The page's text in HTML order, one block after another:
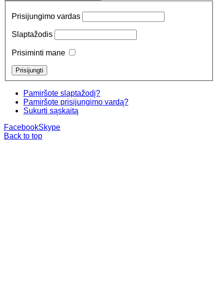
Prisijungimo vardas
Slaptažodis
Prisiminti mane
Pamiršote slaptažodį?
Pamiršote prisijungimo vardą?
Sukurti sąskaitą
FacebookSkype
Back to top